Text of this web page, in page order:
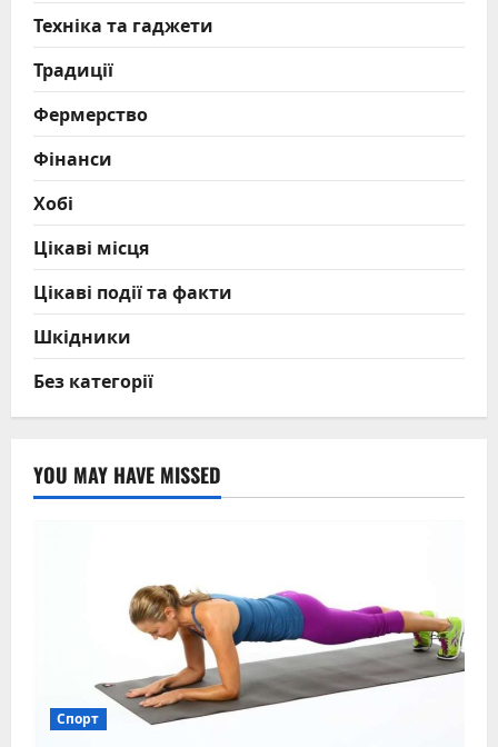
Техніка та гаджети
Традиції
Фермерство
Фінанси
Хобі
Цікаві місця
Цікаві події та факти
Шкідники
Без категорії
YOU MAY HAVE MISSED
Спорт